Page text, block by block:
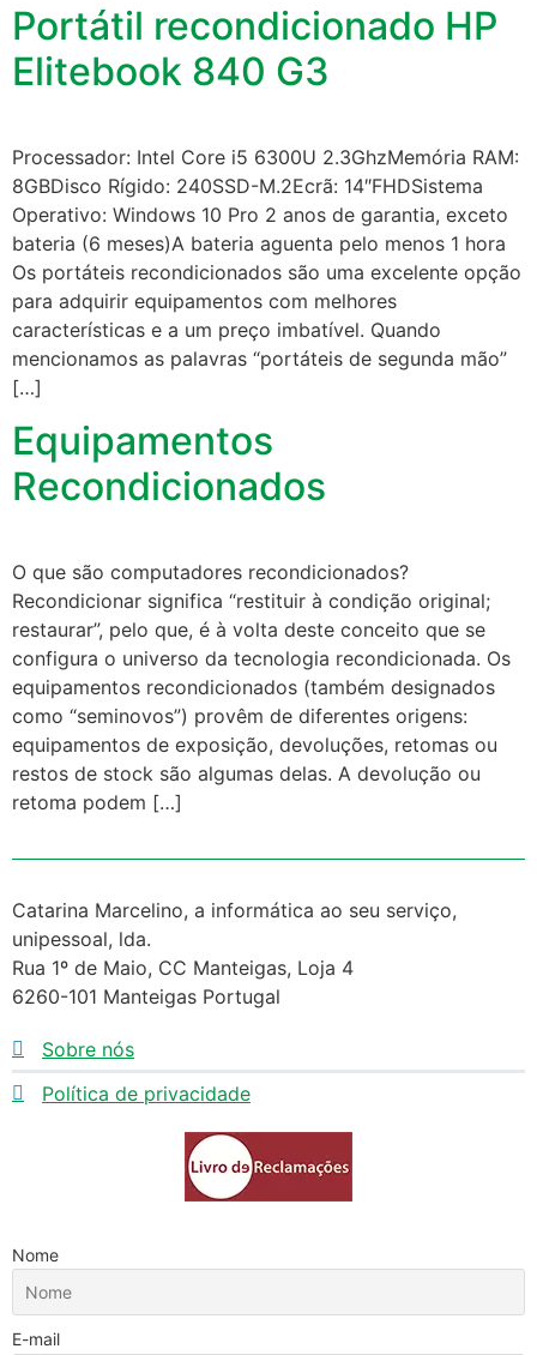
Portátil recondicionado HP
Elitebook 840 G3
Processador: Intel Core i5 6300U 2.3GhzMemória RAM:
8GBDisco Rígido: 240SSD-M.2Ecrã: 14″FHDSistema
Operativo: Windows 10 Pro 2 anos de garantia, exceto
bateria (6 meses)A bateria aguenta pelo menos 1 hora
Os portáteis recondicionados são uma excelente opção
para adquirir equipamentos com melhores
características e a um preço imbatível. Quando
mencionamos as palavras “portáteis de segunda mão”
[…]
Equipamentos
Recondicionados
O que são computadores recondicionados?
Recondicionar significa “restituir à condição original;
restaurar”, pelo que, é à volta deste conceito que se
configura o universo da tecnologia recondicionada. Os
equipamentos recondicionados (também designados
como “seminovos”) provêm de diferentes origens:
equipamentos de exposição, devoluções, retomas ou
restos de stock são algumas delas. A devolução ou
retoma podem […]
Catarina Marcelino, a informática ao seu serviço,
unipessoal, lda.
Rua 1º de Maio, CC Manteigas, Loja 4
6260-101 Manteigas Portugal
Sobre nós
Política de privacidade
Nome
E-mail